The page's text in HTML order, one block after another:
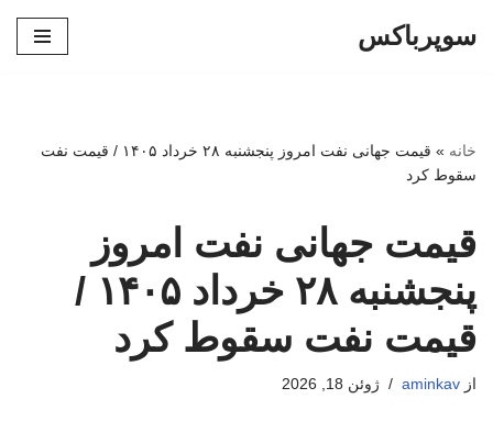
سوپرباکس
خانه »
قیمت جهانی نفت امروز پنجشنبه ۲۸ خرداد ۱۴۰۵ / قیمت نفت
سقوط کرد
قیمت جهانی نفت امروز
پنجشنبه ۲۸ خرداد ۱۴۰۵ /
قیمت نفت سقوط کرد
از aminkav ژوئن 18, 2026